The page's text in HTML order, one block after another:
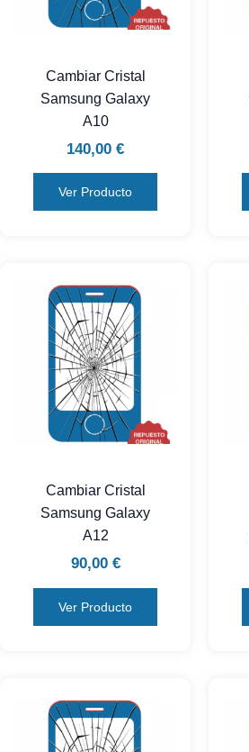
Cambiar Cristal
Samsung Galaxy
A10
140,00 €
Ver Producto
Cambiar Cristal
Samsung Galaxy
A12
90,00 €
Ver Producto